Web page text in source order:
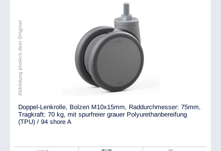
Abbildung ähnlich dem Original
Doppel-Lenkrolle, Bolzen M10x15mm, Raddurchmesser: 75mm,
Tragkraft: 70 kg, mit spurfreier grauer Polyurethanbereifung
(TPU) / 94 shore A